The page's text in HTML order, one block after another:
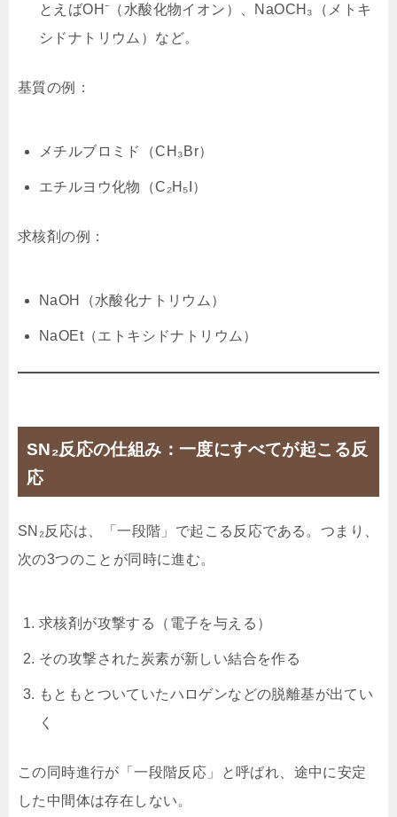
とえばOH⁻（水酸化物イオン）、NaOCH₃（メトキ
シドナトリウム）など。
基質の例：
メチルブロミド（CH₃Br）
エチルヨウ化物（C₂H₅I）
求核剤の例：
NaOH（水酸化ナトリウム）
NaOEt（エトキシドナトリウム）
SN₂反応の仕組み：一度にすべてが起こる反
応
SN₂反応は、「一段階」で起こる反応である。つまり、
次の3つのことが同時に進む。
求核剤が攻撃する（電子を与える）
その攻撃された炭素が新しい結合を作る
もともとついていたハロゲンなどの脱離基が出てい
く
この同時進行が「一段階反応」と呼ばれ、途中に安定
した中間体は存在しない。